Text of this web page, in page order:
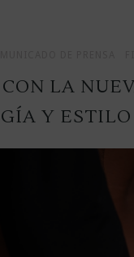
LA
Y ESTILO